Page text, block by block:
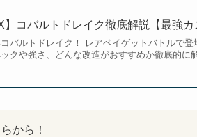
】コバルトドレイク徹底解説【最強カ
バルトドレイク！ レアベイゲットバトルで
クや強さ、どんな改造がおすすめか徹底的に
から！